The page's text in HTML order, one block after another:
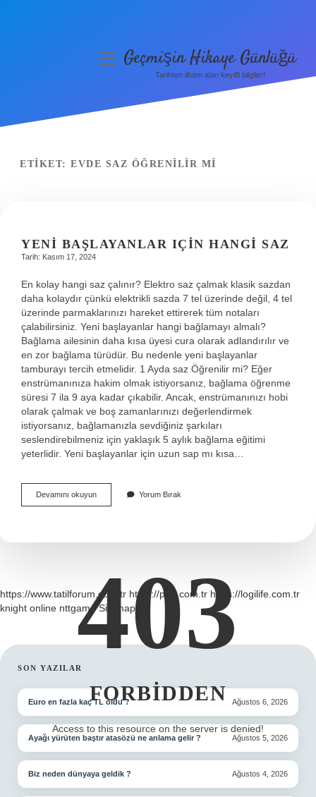
Gizlilik Politikası
menüyü
aç
Geçmişin Hikaye Günlüğü
Tarihten ilham alan keyifli bilgiler!
ETIKET: EVDE SAZ ÖĞRENILIR MI
YENI BAŞLAYANLAR IÇIN HANGI SAZ
Tarih: Kasım 17, 2024
En kolay hangi saz çalınır? Elektro saz çalmak klasik sazdan
daha kolaydır çünkü elektrikli sazda 7 tel üzerinde değil, 4 tel
üzerinde parmaklarınızı hareket ettirerek tüm notaları
çalabilirsiniz. Yeni başlayanlar hangi bağlamayı almalı?
Bağlama ailesinin daha kısa üyesi cura olarak adlandırılır ve
en zor bağlama türüdür. Bu nedenle yeni başlayanlar
tamburayı tercih etmelidir. 1 Ayda saz Öğrenilir mi? Eğer
enstrümanınıza hakim olmak istiyorsanız, bağlama öğrenme
süresi 7 ila 9 aya kadar çıkabilir. Ancak, enstrümanınızı hobi
olarak çalmak ve boş zamanlarınızı değerlendirmek
istiyorsanız, bağlamanızla sevdiğiniz şarkıları
seslendirebilmeniz için yaklaşık 5 aylık bağlama eğitimi
yeterlidir. Yeni başlayanlar için uzun sap mı kısa…
Devamını okuyunYeni
Başlayanlar
Yorum Bırak
https://www.tatilforum.com.tr https://puri.com.tr https://logilife.com.tr
knight online nttgame Sitemap
SIDEBAR
SON YAZILAR
Euro en fazla kaç TL oldu ? Ağustos 6, 2026
Ayağı yürüten baştır atasözü ne anlama gelir ? Ağustos 5, 2026
Biz neden dünyaya geldik ? Ağustos 4, 2026
403
FORBIDDEN
Access to this resource on the server is denied!